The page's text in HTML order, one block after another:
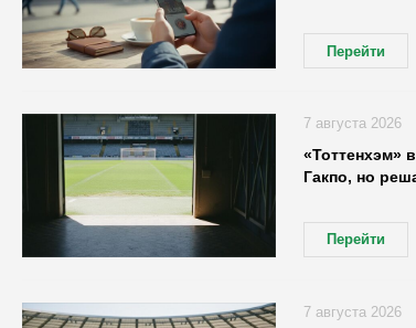
Перейти
«Тоттенхэм»
Гакпо, но
Перейти
7 августа 2026
7 августа 2026